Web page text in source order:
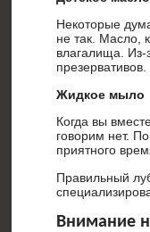
Некоторые
не так. Масло,
влагалища. Из-
презервативов.
Жидкое мыло
Когда вы
говорим нет.
приятного
Правильный
Внимание